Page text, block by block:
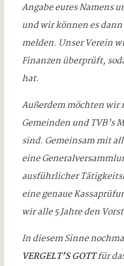
Angabe eures Namens
und wir können es
melden. Unser Verein
Finanzen überprüft,
hat.
Außerdem möchten wir
Gemeinden und TVB’s
sind. Gemeinsam mit
eine
ausführlicher
eine genaue
wir alle 5 Jahre den
In diesem Sinne
VERGELT’S GOTTfür